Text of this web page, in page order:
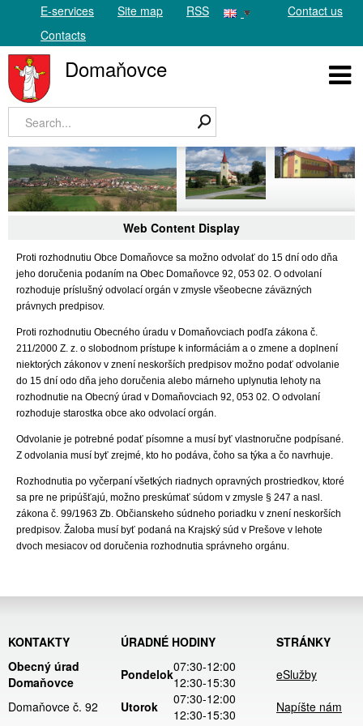
E-services Site map RSS
Contact us
Contacts
Domaňovce
Web Content Display
Proti rozhodnutiu Obce Domaňovce sa možno odvolať do 15 dní odo dňa
jeho doručenia podaním na Obec Domaňovce 92, 053 02. O odvolaní
rozhoduje príslušný odvolací orgán v zmysle všeobecne záväzných
právnych predpisov.
Proti rozhodnutiu Obecného úradu v Domaňovciach podľa zákona č.
211/2000 Z. z. o slobodnom prístupe k informáciám a o zmene a doplnení
niektorých zákonov v znení neskorších predpisov možno podať odvolanie
do 15 dní odo dňa jeho doručenia alebo márneho uplynutia lehoty na
rozhodnutie na Obecný úrad v Domaňovciach 92, 053 02. O odvolaní
rozhoduje starostka obce ako odvolací orgán.
Odvolanie je potrebné podať písomne a musí byť vlastnoručne podpísané.
Z odvolania musí byť zrejmé, kto ho podáva, čoho sa týka a čo navrhuje.
Rozhodnutia po vyčerpaní všetkých riadnych opravných prostriedkov, ktoré
sa pre ne pripúšťajú, možno preskúmať súdom v zmysle § 247 a nasl.
zákona č. 99/1963 Zb. Občianskeho súdneho poriadku v znení neskorších
predpisov. Žaloba musí byť podaná na Krajský súd v Prešove v lehote
dvoch mesiacov od doručenia rozhodnutia správneho orgánu.
KONTAKTY ÚRADNÉ HODINY
STRÁNKY
Obecný úrad
Domaňovce
Pondelok07:30-12:00
12:30-15:30
eSlužby
Domaňovce č. 92
Utorok
07:30-12:00
12:30-15:30
Napíšte nám